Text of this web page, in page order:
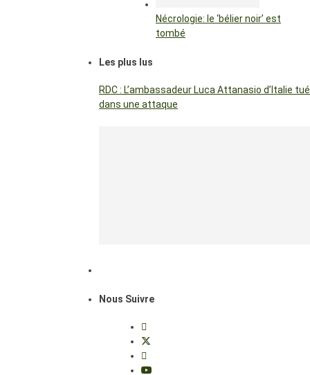
Nécrologie: le ‘bélier noir’ est
tombé
Les plus lus
RDC : L’ambassadeur Luca Attanasio d’Italie tué
dans une attaque
Nous Suivre